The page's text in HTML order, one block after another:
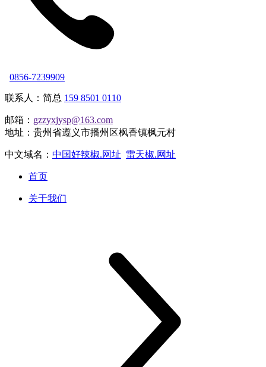
0856-7239909
联系人：简总 159 8501 0110
邮箱： gzzyxjysp@163.com
地址：贵州省遵义市播州区枫香镇枫元村
中文域名： 中国好辣椒.网址 雷天椒.网址
首页
关于我们